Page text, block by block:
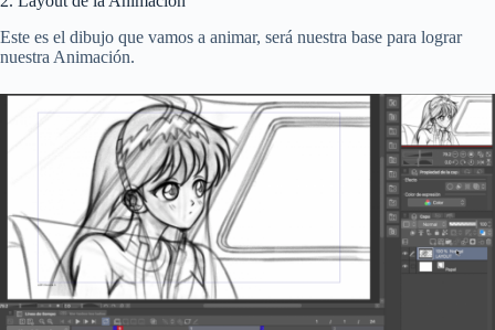
Este es el dibujo que vamos a animar, será nuestra base para lograr
nuestra Animación.